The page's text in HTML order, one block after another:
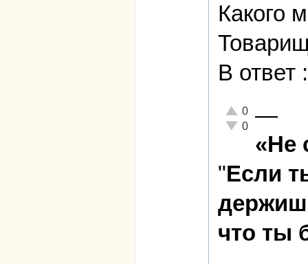
Какого
В
Отлично!
0
Неадекватно!
0 —
«Не
"Если
что ты